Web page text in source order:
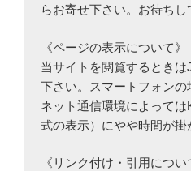
らお寄せ下さい。お待ちし
《ページの表示について》
当サイトを閲覧するとき
下さい。スマートフォンの
ネット通信環境によっては
式の表示）にやや時間が掛
《リンク付け・引用につい